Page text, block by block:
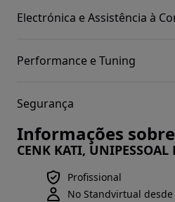
Electrónica e Assistência à
Performance e Tuning
Segurança
Informações
CENK KATI, UNIPESSOAL
Profissional
No Standvirtual desde